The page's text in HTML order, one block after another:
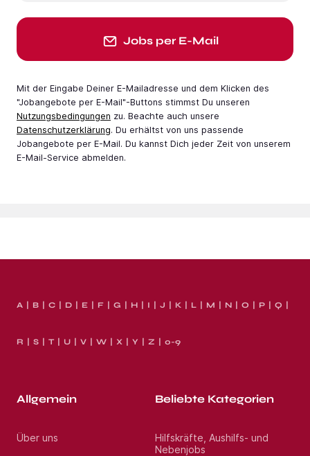
Jobs per E-Mail
Mit der Eingabe Deiner E-Mail­adresse und dem Klicken des
"Jobangebote per E-Mail"-Buttons stimmst Du unseren
Nutzungsbedingungen zu. Beachte auch unsere
Datenschutzerklärung. Du erhältst von uns passende
Jobangebote per E-Mail. Du kannst Dich jeder Zeit von unserem
E-Mail-Service abmelden.
A B C D E F G H I J K L M N O P Q
R S T U V W X Y Z 0-9
Allgemein
Über uns
Beliebte Kategorien
Hilfskräfte, Aushilfs- und
Nebenjobs